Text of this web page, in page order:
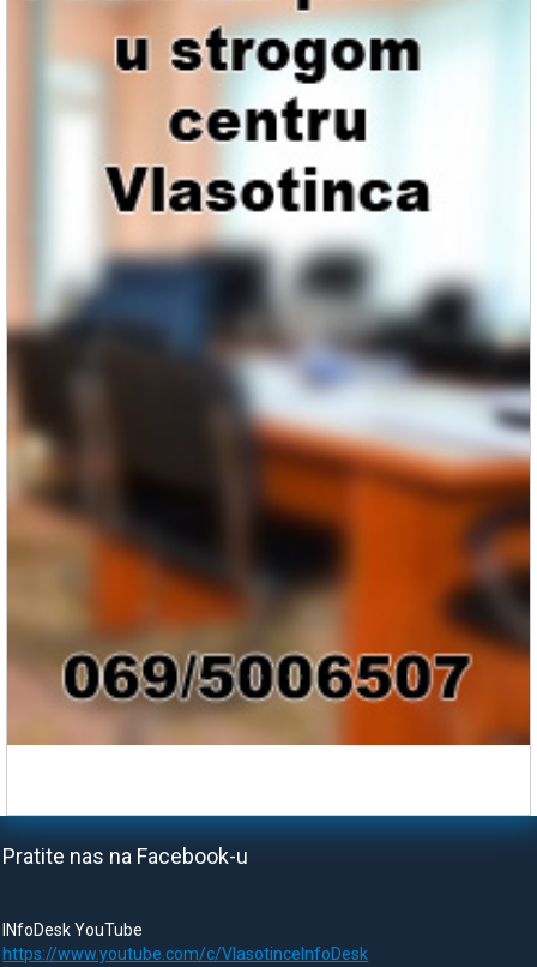
Pratite nas na Facebook-u
INfoDesk YouTube
https://www.youtube.com/c/VlasotinceInfoDesk